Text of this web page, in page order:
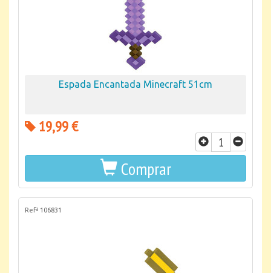
Espada Encantada Minecraft 51cm
19,99 €
Comprar
Refª 106831